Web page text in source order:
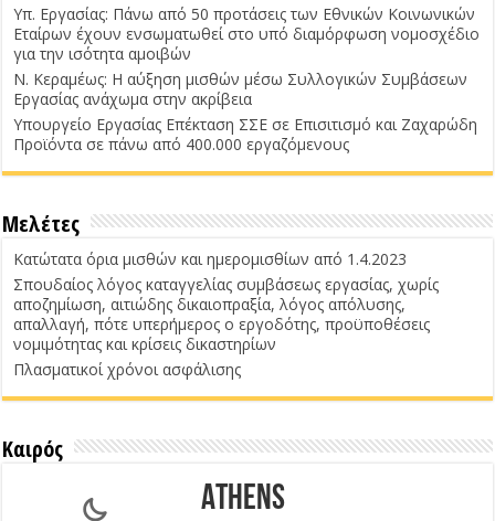
Υπ. Εργασίας: Πάνω από 50 προτάσεις των Εθνικών Κοινωνικών
Εταίρων έχουν ενσωματωθεί στο υπό διαμόρφωση νομοσχέδιο
για την ισότητα αμοιβών
Ν. Κεραμέως: Η αύξηση μισθών μέσω Συλλογικών Συμβάσεων
Εργασίας ανάχωμα στην ακρίβεια
Υπουργείο Εργασίας Επέκταση ΣΣΕ σε Επισιτισμό και Ζαχαρώδη
Προϊόντα σε πάνω από 400.000 εργαζόμενους
Μελέτες
Κατώτατα όρια μισθών και ημερομισθίων από 1.4.2023
Σπουδαίος λόγος καταγγελίας συμβάσεως εργασίας, χωρίς
αποζημίωση, αιτιώδης δικαιοπραξία, λόγος απόλυσης,
απαλλαγή, πότε υπερήμερος ο εργοδότης, προϋποθέσεις
νομιμότητας και κρίσεις δικαστηρίων
Πλασματικοί χρόνοι ασφάλισης
Καιρός
Athens